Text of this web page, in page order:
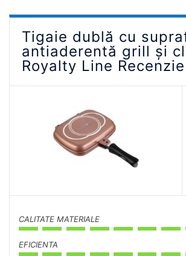
Tigaie dublă cu
antiaderentă grill și
Royalty Line Recenzie
CALITATE MATERIALE
EFICIENTA